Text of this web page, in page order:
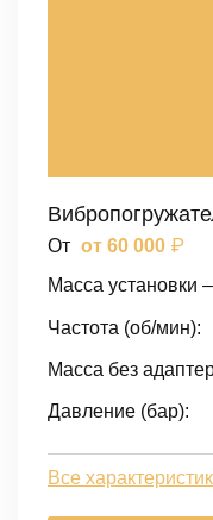
От от 60 000 ₽
Масса установки
Частота (об/мин):
Масса без
Давление (бар):
Все